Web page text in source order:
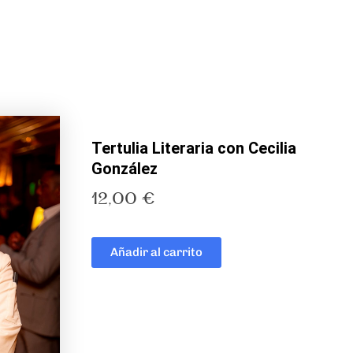
Tertulia Literaria con Cecilia
González
12,00 €
Añadir al carrito